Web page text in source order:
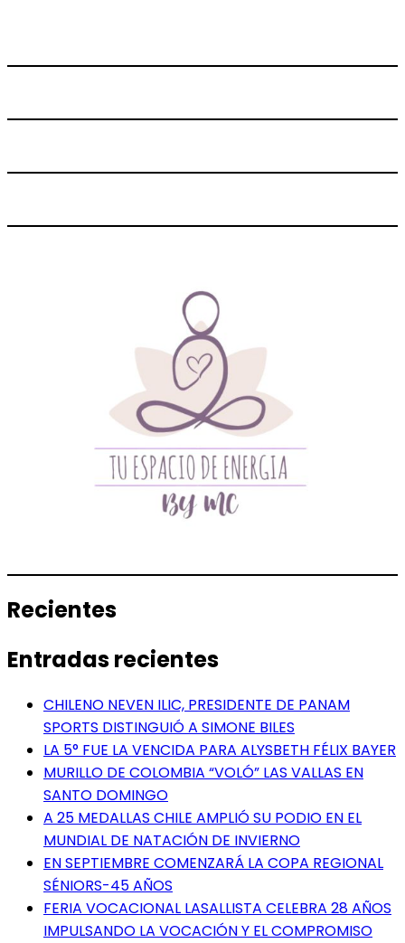
Recientes
Entradas recientes
CHILENO NEVEN ILIC, PRESIDENTE DE PANAM
SPORTS DISTINGUIÓ A SIMONE BILES
LA 5° FUE LA VENCIDA PARA ALYSBETH FÉLIX BAYER
MURILLO DE COLOMBIA “VOLÓ” LAS VALLAS EN
SANTO DOMINGO
A 25 MEDALLAS CHILE AMPLIÓ SU PODIO EN EL
MUNDIAL DE NATACIÓN DE INVIERNO
EN SEPTIEMBRE COMENZARÁ LA COPA REGIONAL
SÉNIORS-45 AÑOS
FERIA VOCACIONAL LASALLISTA CELEBRA 28 AÑOS
IMPULSANDO LA VOCACIÓN Y EL COMPROMISO